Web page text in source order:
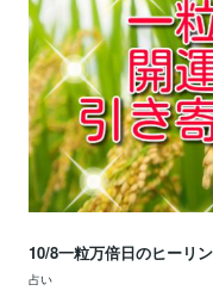
10/8一粒万倍日のヒーリ
占い